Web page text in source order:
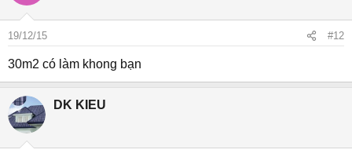
19/12/15 #12
30m2 có làm khong bạn
DK KIEU